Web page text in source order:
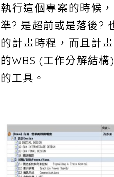
執行這個專案的時候
準? 是超前或是落後?
的計畫時程，而且計
的WBS (工作分解結
的工具。